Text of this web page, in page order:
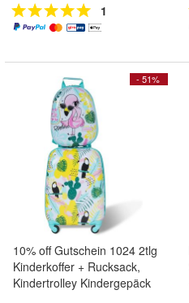
1
- 51%
10% off Gutschein 1024 2tlg
Kinderkoffer + Rucksack,
Kindertrolley Kindergepäck